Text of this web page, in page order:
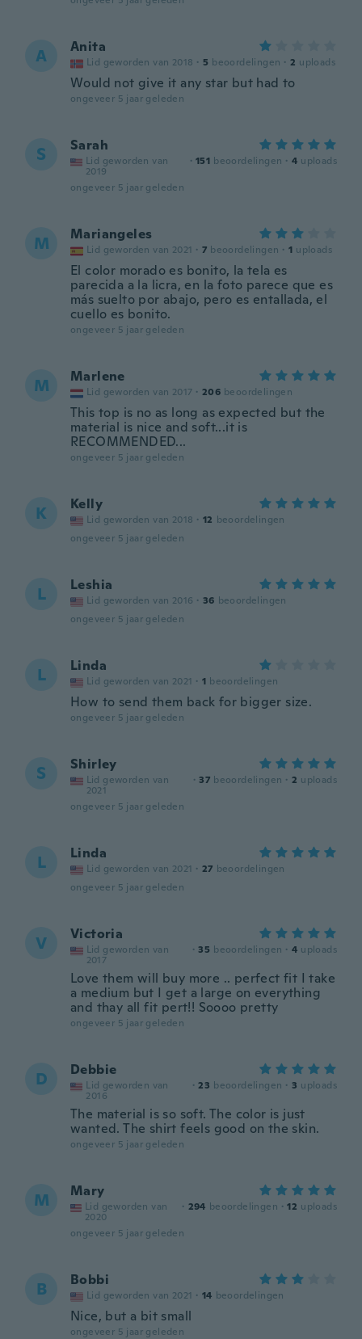
A Anita
Lid geworden van 2018 · 5 beoordelingen · 2 uploads
Would not give it any star but had to
ongeveer 5 jaar geleden
S Sarah
Lid geworden van
2019
· 151 beoordelingen · 4 uploads
ongeveer 5 jaar geleden
M Mariangeles
Lid geworden van 2021 · 7 beoordelingen · 1 uploads
El color morado es bonito, la tela es
parecida a la licra, en la foto parece que es
más suelto por abajo, pero es entallada, el
cuello es bonito.
ongeveer 5 jaar geleden
M Marlene
Lid geworden van 2017 · 206 beoordelingen
This top is no as long as expected but the
material is nice and soft...it is
RECOMMENDED...
ongeveer 5 jaar geleden
K Kelly
Lid geworden van 2018 · 12 beoordelingen
ongeveer 5 jaar geleden
L Leshia
Lid geworden van 2016 · 36 beoordelingen
ongeveer 5 jaar geleden
L Linda
Lid geworden van 2021 · 1 beoordelingen
How to send them back for bigger size.
ongeveer 5 jaar geleden
S Shirley
Lid geworden van
2021
· 37 beoordelingen · 2 uploads
ongeveer 5 jaar geleden
L Linda
Lid geworden van 2021 · 27 beoordelingen
ongeveer 5 jaar geleden
V Victoria
Lid geworden van
2017
· 35 beoordelingen · 4 uploads
Love them will buy more .. perfect fit I take
a medium but I get a large on everything
and thay all fit pert!! Soooo pretty
ongeveer 5 jaar geleden
D Debbie
Lid geworden van
2016
· 23 beoordelingen · 3 uploads
The material is so soft. The color is just
wanted. The shirt feels good on the skin.
ongeveer 5 jaar geleden
M Mary
Lid geworden van
2020
· 294 beoordelingen · 12 uploads
ongeveer 5 jaar geleden
B Bobbi
Lid geworden van 2021 · 14 beoordelingen
Nice, but a bit small
ongeveer 5 jaar geleden